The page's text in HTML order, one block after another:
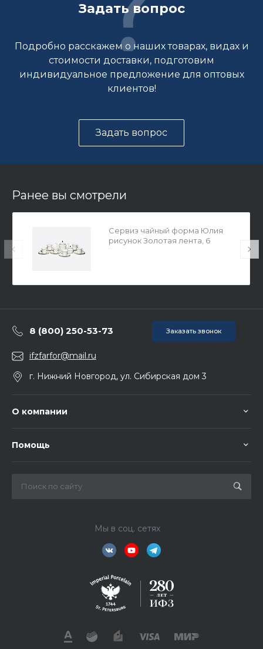
Задать вопрос
Подробно расскажем о наших товарах, видах и
стоимости доставки, подготовим
индивидуальное предложение для оптовых
клиентов!
Задать вопрос
Ранее вы смотрели
Сервиз чайный форма Юлия
рисунок Золотая лента, 6
8 (800) 250-53-73 Заказать звонок
ifzfarfor@mail.ru
г. Нижний Новгород, ул. Сибирская дом 3
О компании
Помощь
Мы в соц. сетях